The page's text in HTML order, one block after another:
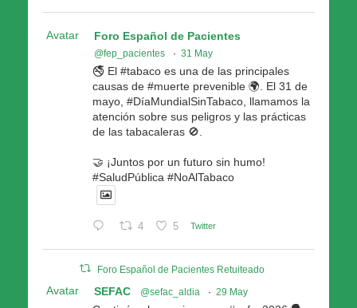
Avatar Foro Español de Pacientes
@fep_pacientes · 31 May
🚭 El #tabaco es una de las principales
causas de #muerte prevenible 🌍. El 31 de
mayo, #DíaMundialSinTabaco, llamamos la
atención sobre sus peligros y las prácticas
de las tabacaleras 🚫.
🤝 ¡Juntos por un futuro sin humo!
#SaludPública #NoAlTabaco
4 5 Twitter
Foro Español de Pacientes Retuiteado
Avatar SEFAC @sefac_aldia · 29 May